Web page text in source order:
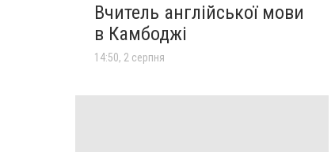
Вчитель англійської мови
в Камбоджі
14:50, 2 серпня